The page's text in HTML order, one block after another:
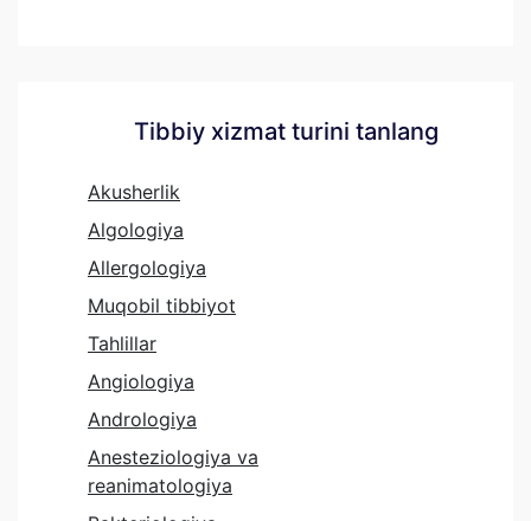
Tibbiy xizmat turini tanlang
Akusherlik
Algologiya
Allergologiya
Muqobil tibbiyot
Tahlillar
Angiologiya
Andrologiya
Anesteziologiya va
reanimatologiya